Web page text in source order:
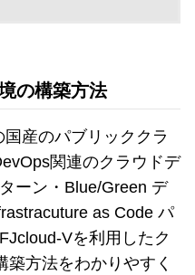
の構築方法
産のパブリッククラ
関連のクラウドデ
ーン・Blue/Green デ
as Code パ
Vを利用したク
築方法をわかりやすく